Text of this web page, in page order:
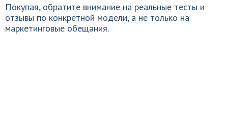
Покупая, обратите внимание на реальные тесты и
отзывы по конкретной модели, а не только на
маркетинговые обещания.